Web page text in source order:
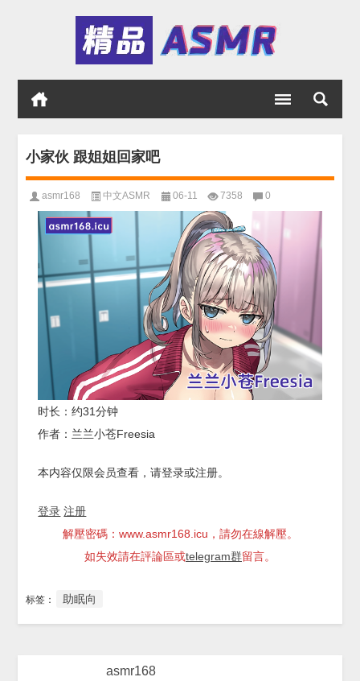
小家伙 跟姐姐回家吧
asmr168 中文ASMR 06-11 7358 0
时长：约31分钟
作者：兰兰小苍Freesia
本内容仅限会员查看，请登录或注册。
登录 注册
解壓密碼：www.asmr168.icu，請勿在線解壓。
如失效請在評論區或telegram群留言。
标签： 助眠向
asmr168